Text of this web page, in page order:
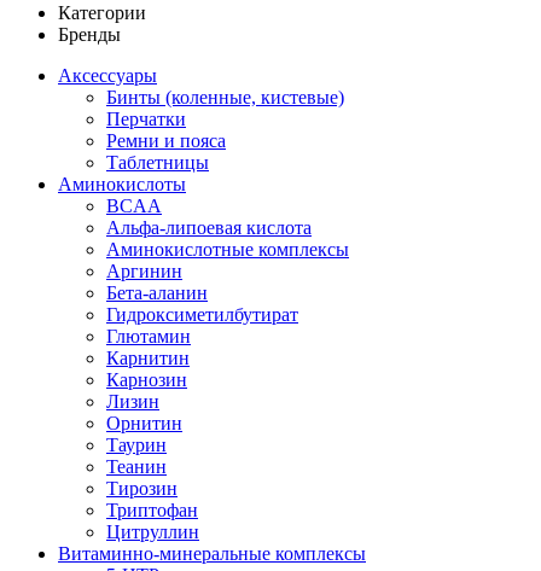
Категории
Бренды
Аксессуары
Бинты (коленные, кистевые)
Перчатки
Ремни и пояса
Таблетницы
Аминокислоты
BCAA
Альфа-липоевая кислота
Аминокислотные комплексы
Аргинин
Бета-аланин
Гидроксиметилбутират
Глютамин
Карнитин
Карнозин
Лизин
Орнитин
Таурин
Теанин
Тирозин
Триптофан
Цитруллин
Витаминно-минеральные комплексы